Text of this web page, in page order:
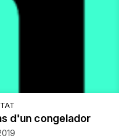
d'un congelador